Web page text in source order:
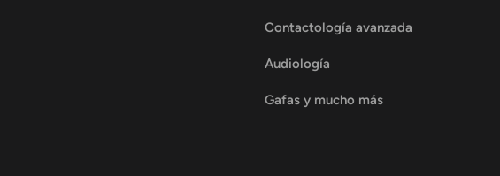
Contactología avanzada
Audiología
Gafas y mucho más